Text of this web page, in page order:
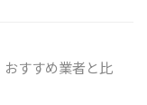
すすめ業者と比